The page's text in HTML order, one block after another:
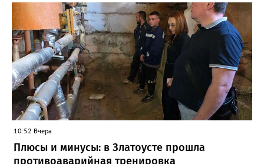
«Благодаря её мудрому руководству в школе сформировался
сильный педагогический коллектив, объединённый общими
ценностями и любовью к своему делу. Для многих Галина
Ивановна навсегда останется не только талантливым
руководителем, но и настоящим Учителем с большой буквы», -
говорится в сообществе школы №23 во ВКонтакте. Свои
соболезнования семье Галины Ивановны выразил глава
Златоуста Олег Решетников. «Её вклад зафиксирован в
важнейших документах школы, но главное - он остался в
людях: в тех учителях, которых она поддержала, в тех
учениках, которых она вдохновила. Заслуженный учитель РФ,
«Отличник народного просвещения», обладатель медали «За
доблестный труд», Галина Ивановна оставила не только
награды и документы, но и работающий, живой механизм
школы, который продолжает жить её принципами», - говорится
10:52 Вчера
Плюсы и минусы: в Златоусте прошла
противоаварийная тренировка